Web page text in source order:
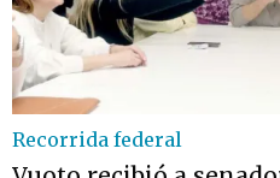
Recorrida federal